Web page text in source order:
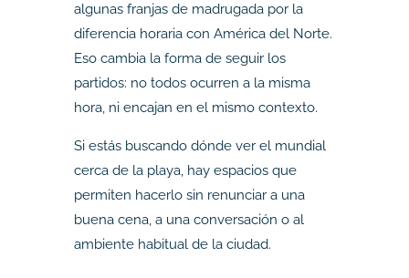
algunas franjas de madrugada por la
diferencia horaria con América del Norte.
Eso cambia la forma de seguir los
partidos: no todos ocurren a la misma
hora, ni encajan en el mismo contexto.
Si estás buscando dónde ver el mundial
cerca de la playa, hay espacios que
permiten hacerlo sin renunciar a una
buena cena, a una conversación o al
ambiente habitual de la ciudad.